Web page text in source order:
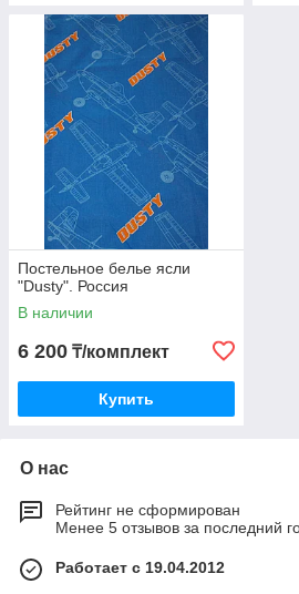
Постельное белье ясли
"Dusty". Россия
В наличии
6 200 ₸/комплект
Купить
О нас
Рейтинг не сформирован
Менее 5 отзывов за последний
Работает с 19.04.2012